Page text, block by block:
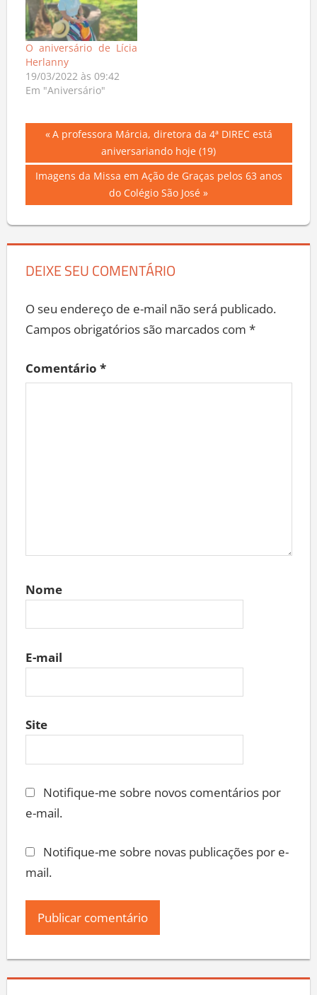
O aniversário de Lícia
Herlanny
19/03/2022 às 09:42
Em "Aniversário"
Navegação
de
Post
Previous
A professora Márcia, diretora da 4ª DIREC está
aniversariando hoje (19)
Next
Imagens da Missa em Ação de Graças pelos 63 anos
do Colégio São José
DEIXE SEU COMENTÁRIO
O seu endereço de e-mail não será publicado.
Campos obrigatórios são marcados com *
Comentário *
Nome
E-mail
Site
Notifique-me sobre novos comentários por
e-mail.
Notifique-me sobre novas publicações por e-
mail.